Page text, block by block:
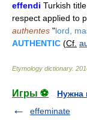
effendi Turkish
respect applied to
authentes "lord,
AUTHENTIC (Cf.
Etymology dictionary.
Игры ⚽
Нужна
effeminate